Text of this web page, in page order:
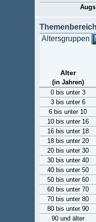
Themenbereich
Altersgruppen
Alter
(in Jahren)
0 bis unter 3
3 bis unter 6
6 bis unter 10
10 bis unter 16
16 bis unter 18
18 bis unter 20
20 bis unter 30
30 bis unter 40
40 bis unter 50
50 bis unter 60
60 bis unter 70
70 bis unter 80
80 bis unter 90
90 und älter